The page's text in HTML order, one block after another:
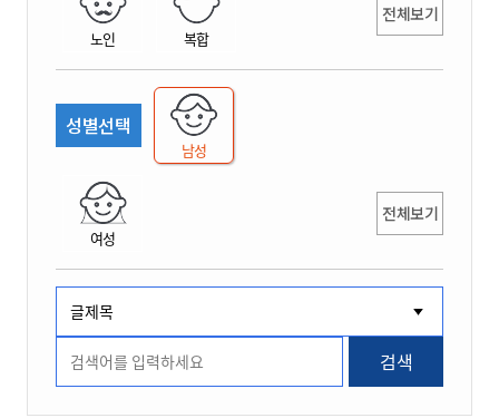
노인 복합
전체보기
성별선택
남성
여성
전체보기
검색